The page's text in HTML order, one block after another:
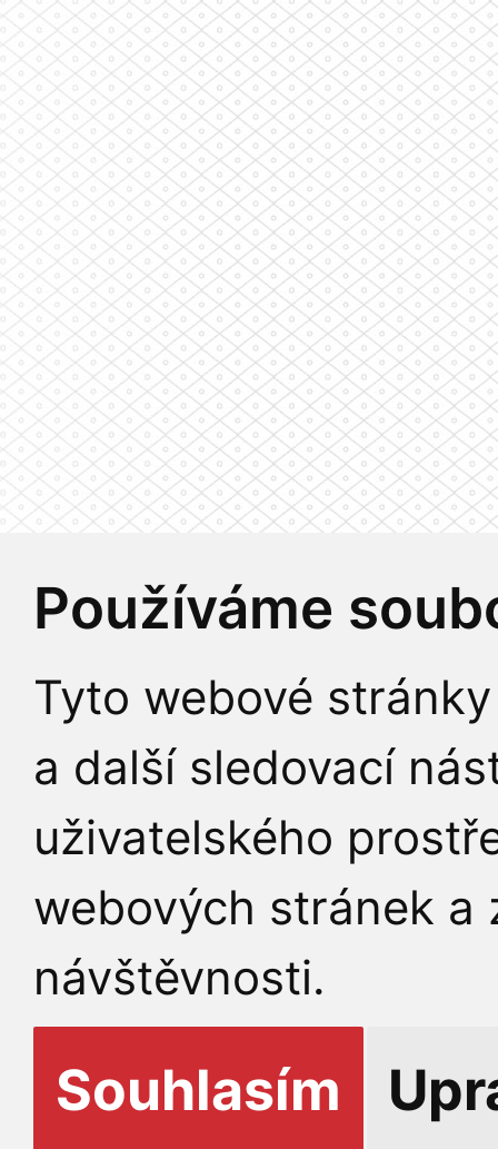
Používáme
Tyto webové
a další sledovací
uživatelského
webových stránek a
návštěvnosti.
Souhlasím